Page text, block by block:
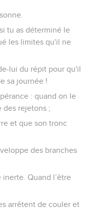
tu as déterminé le
les limites qu'il ne
lui du répit pour qu'il
sa journée !
: quand on le
des rejetons ;
et que son tronc
des branches
Quand l’être
arrêtent de couler et